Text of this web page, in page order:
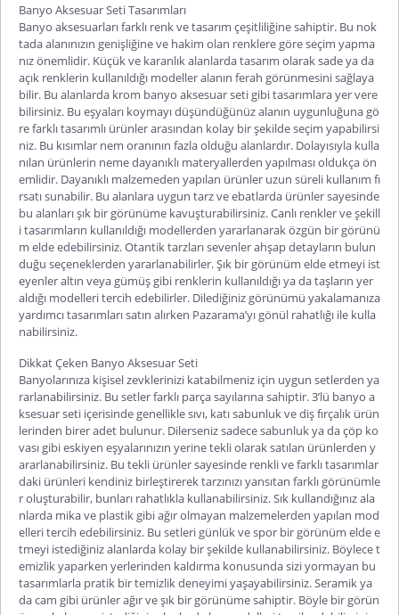
Banyo Aksesuar Seti Tasarımları
Banyo aksesuarlarıfarklı renk ve tasarım çeşitliliğine sahiptir. Bu nok
tada alanınızın genişliğine ve hakim olan renklere göre seçim yapma
nız önemlidir. Küçük ve karanlık alanlarda tasarım olarak sade ya da
açık renklerin kullanıldığı modeller alanın ferah görünmesini sağlaya
bilir. Bu alanlarda krom banyo aksesuar seti gibi tasarımlara yer vere
bilirsiniz. Bu eşyaları koymayı düşündüğünüz alanın uygunluğuna gö
re farklı tasarımlı ürünler arasından kolay bir şekilde seçim yapabilirsi
niz. Bu kısımlar nem oranının fazla olduğu alanlardır. Dolayısıyla kulla
nılan ürünlerin neme dayanıklı materyallerden yapılması oldukça ön
emlidir. Dayanıklı malzemeden yapılan ürünler uzun süreli kullanım fı
rsatı sunabilir. Bu alanlara uygun tarz ve ebatlarda ürünler sayesinde
bu alanları şık bir görünüme kavuşturabilirsiniz. Canlı renkler ve şekill
i tasarımların kullanıldığı modellerden yararlanarak özgün bir görünü
m elde edebilirsiniz. Otantik tarzları sevenler ahşap detayların bulun
duğu seçeneklerden yararlanabilirler. Şık bir görünüm elde etmeyi ist
eyenler altın veya gümüş gibi renklerin kullanıldığı ya da taşların yer
aldığı modelleri tercih edebilirler. Dilediğiniz görünümü yakalamanıza
yardımcı tasarımları satın alırken Pazarama’yı gönül rahatlığı ile kulla
nabilirsiniz.
Dikkat Çeken Banyo Aksesuar Seti
Banyolarınıza kişisel zevklerinizi katabilmeniz için uygun setlerden ya
rarlanabilirsiniz. Bu setler farklı parça sayılarına sahiptir.3’lü banyo a
ksesuar seti içerisinde genellikle sıvı, katı sabunluk ve diş fırçalık ürün
lerinden birer adet bulunur. Dilerseniz sadece sabunluk ya da çöp ko
vası gibi eskiyen eşyalarınızın yerine tekli olarak satılan ürünlerden y
ararlanabilirsiniz. Bu tekli ürünler sayesinde renkli ve farklı tasarımlar
daki ürünleri kendiniz birleştirerek tarzınızı yansıtan farklı görünümle
r oluşturabilir, bunları rahatlıkla kullanabilirsiniz. Sık kullandığınız ala
nlarda mika ve plastik gibi ağır olmayan malzemelerden yapılan mod
elleri tercih edebilirsiniz. Bu setleri günlük ve spor bir görünüm elde e
tmeyi istediğiniz alanlarda kolay bir şekilde kullanabilirsiniz. Böylece t
emizlik yaparken yerlerinden kaldırma konusunda sizi yormayan bu
tasarımlarla pratik bir temizlik deneyimi yaşayabilirsiniz. Seramik ya
da cam gibi ürünler ağır ve şık bir görünüme sahiptir. Böyle bir görün